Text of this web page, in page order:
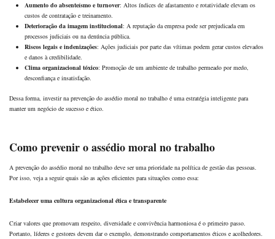
Aumento do absenteísmo e turnover: Altos índices de afastamento e rotatividade elevam os
custos de contratação e treinamento.
Deterioração da imagem institucional: A reputação da empresa pode ser prejudicada em
processos judiciais ou na denúncia pública.
Riscos legais e indenizações: Ações judiciais por parte das vítimas podem gerar custos elevados
e danos à credibilidade.
Clima organizacional tóxico: Promoção de um ambiente de trabalho permeado por medo,
desconfiança e insatisfação.
Dessa forma, investir na prevenção do assédio moral no trabalho é uma estratégia inteligente para
manter um negócio de sucesso e ético.
Como prevenir o assédio moral no trabalho
A prevenção do assédio moral no trabalho deve ser uma prioridade na política de gestão das pessoas.
Por isso, veja a seguir quais são as ações eficientes para situações como essa:
Estabelecer uma cultura organizacional ética e transparente
Criar valores que promovam respeito, diversidade e convivência harmoniosa é o primeiro passo.
Portanto, líderes e gestores devem dar o exemplo, demonstrando comportamentos éticos e acolhedores.